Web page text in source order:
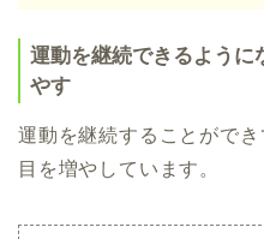
運動を継続できるように
やす
運動を継続することがで
目を増やしています。